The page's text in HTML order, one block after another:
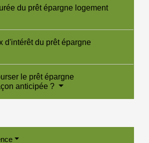
du prêt épargne logement
d'intérêt du prêt épargne
le prêt épargne
anticipée ?